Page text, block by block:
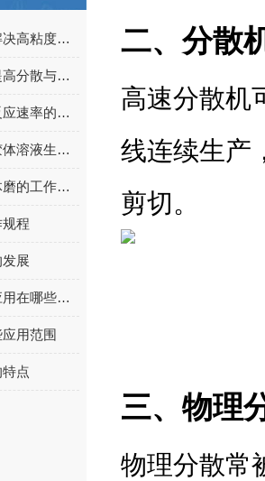
高剪切胶体磨如何解决高粘度物料的分散难题
优化胶体磨设计：提高分散与均质效果的研究
高剪切胶体磨加速反应速率的秘密
高剪切胶体磨是为胶体溶液生产所设计的
如何提高高剪切胶体磨的工作效率
程
展
高剪切胶体磨可以应用在哪些方面
用范围
点
二、分散
高速分散机
线连续生产
剪切。
三、物理
物理分散常